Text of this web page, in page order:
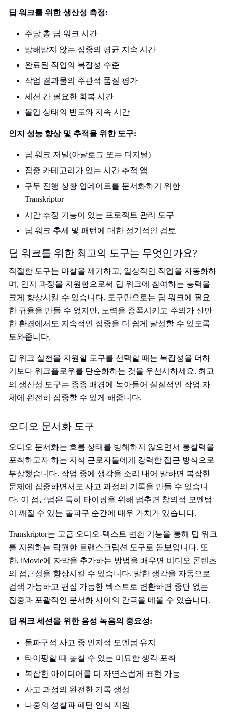
딥 워크를 위한 생산성 측정:
주당 총 딥 워크 시간
방해받지 않는 집중의 평균 지속 시간
완료된 작업의 복잡성 수준
작업 결과물의 주관적 품질 평가
세션 간 필요한 회복 시간
몰입 상태의 빈도와 지속 시간
인지 성능 향상 및 추적을 위한 도구:
딥 워크 저널(아날로그 또는 디지털)
집중 카테고리가 있는 시간 추적 앱
구두 진행 상황 업데이트를 문서화하기 위한
Transkriptor
시간 추정 기능이 있는 프로젝트 관리 도구
딥 워크 추세 및 패턴에 대한 정기적인 검토
딥 워크를 위한 최고의 도구는 무엇인가요?
적절한 도구는 마찰을 제거하고, 일상적인 작업을 자동화하
며, 인지 과정을 지원함으로써 딥 워크에 참여하는 능력을
크게 향상시킬 수 있습니다. 도구만으로는 딥 워크에 필요
한 규율을 만들 수 없지만, 노력을 증폭시키고 주의가 산만
한 환경에서도 지속적인 집중을 더 쉽게 달성할 수 있도록
도와줍니다.
딥 워크 실천을 지원할 도구를 선택할 때는 복잡성을 더하
기보다 워크플로우를 단순화하는 것을 우선시하세요. 최고
의 생산성 도구는 종종 배경에 녹아들어 실질적인 작업 자
체에 완전히 집중할 수 있게 해줍니다.
오디오 문서화 도구
오디오 문서화는 흐름 상태를 방해하지 않으면서 통찰력을
포착하고자 하는 지식 근로자들에게 강력한 접근 방식으로
부상했습니다. 작업 중에 생각을 소리 내어 말하면 복잡한
문제에 집중하면서도 사고 과정의 기록을 만들 수 있습니
다. 이 접근법은 특히 타이핑을 위해 멈추면 창의적 모멘텀
이 깨질 수 있는 돌파구 순간에 매우 가치가 있습니다.
Transkriptor는 고급 오디오-텍스트 변환 기능을 통해 딥 워크
를 지원하는 탁월한 트랜스크립션 도구로 돋보입니다. 또
한, iMovie에 자막을 추가하는 방법을 배우면 비디오 콘텐츠
의 접근성을 향상시킬 수 있습니다. 말한 생각을 자동으로
검색 가능하고 편집 가능한 텍스트로 변환하면 중단 없는
집중과 포괄적인 문서화 사이의 간극을 메울 수 있습니다.
딥 워크 세션을 위한 음성 녹음의 중요성:
돌파구적 사고 중 인지적 모멘텀 유지
타이핑할 때 놓칠 수 있는 미묘한 생각 포착
복잡한 아이디어를 더 자연스럽게 표현 가능
사고 과정의 완전한 기록 생성
나중의 성찰과 패턴 인식 지원